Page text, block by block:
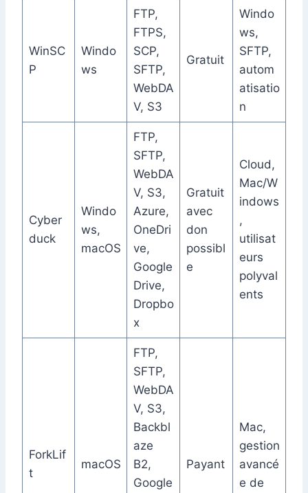
WinSC
P
Windo
ws
FTP,
FTPS,
SCP,
SFTP,
WebDA
V, S3
Gratuit
Windo
ws,
SFTP,
autom
atisatio
n
Cyber
duck
Windo
ws,
macOS
FTP,
SFTP,
WebDA
V, S3,
Azure,
OneDri
ve,
Google
Drive,
Dropbo
x
Gratuit
avec
don
possibl
e
Cloud,
Mac/W
indows
,
utilisat
eurs
polyval
ents
ForkLif
t
macOS
FTP,
SFTP,
WebDA
V, S3,
Backbl
aze
B2,
Google
Payant
Mac,
gestion
avancé
e de